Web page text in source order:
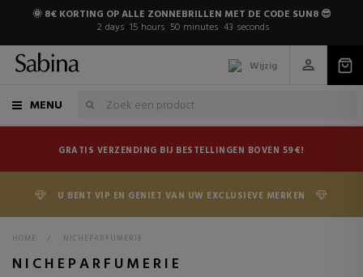
🌞 8€ KORTING OP ALLE ZONNEBRILLEN MET DE CODE SUN8 😎
2 days 15 hours 50 minutes 42 seconds
Wijzig
MENU
GRATIS VERZENDING BIJ BESTELLINGEN BOVEN 59€!
U BENT VIP EN GENIET VAN UW EXCLUSIEVE MERKEN
HOME > NICHEPARFUMERIE
NICHEPARFUMERIE